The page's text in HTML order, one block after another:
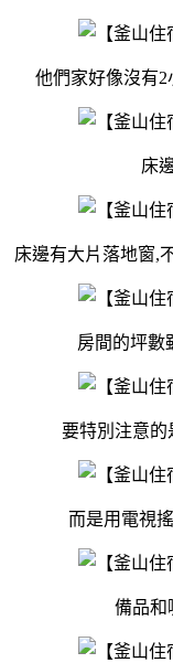
他們家好像沒有
床
床邊有大片落地窗,
房間的坪數
要特別注意的
而是用電視
備品和